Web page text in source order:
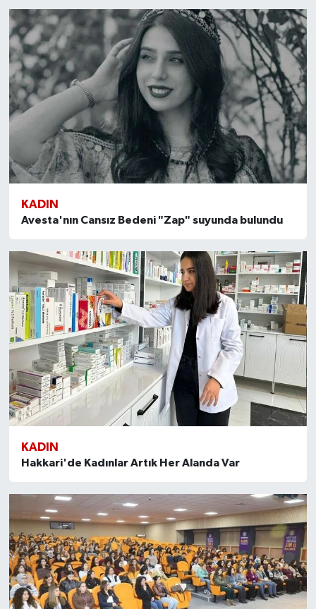
KADIN
Avesta'nın Cansız Bedeni "Zap" suyunda bulundu
KADIN
Hakkari'de Kadınlar Artık Her Alanda Var